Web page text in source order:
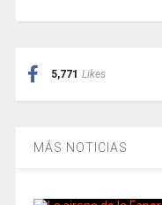
5,771 Likes
MÁS NOTICIAS